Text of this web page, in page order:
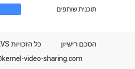
תוכנית שותפים
© 2009 - 2026 KVS כל הזכויות
הסכם רישיון
video-sharing.com